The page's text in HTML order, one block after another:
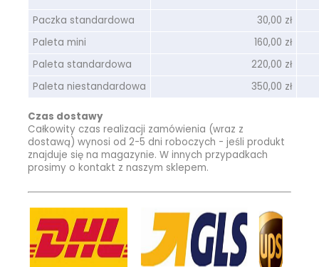
Paczka standardowa
30,00 zł
Paleta mini
160,00 zł
Paleta standardowa
220,00 zł
Paleta niestandardowa
350,00 zł
Czas dostawy
Całkowity czas realizacji zamówienia (wraz z
dostawą) wynosi od 2-5 dni roboczych - jeśli produkt
znajduje się na magazynie. W innych przypadkach
prosimy o kontakt z naszym sklepem.